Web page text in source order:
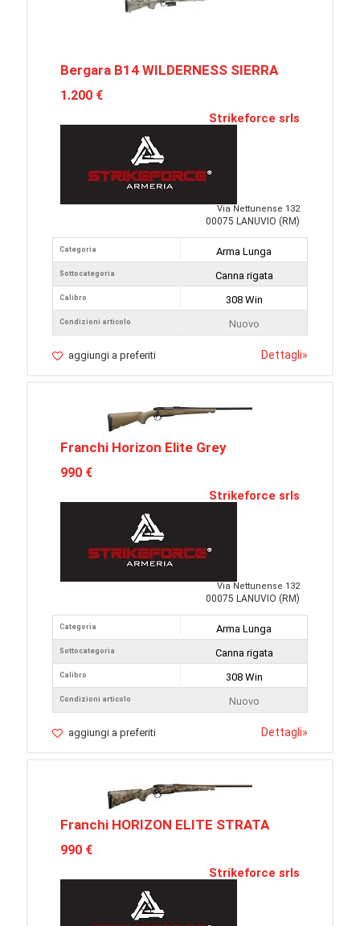
Bergara B14 WILDERNESS SIERRA
1.200 €
Strikeforce srls
Via Nettunense 132
00075 LANUVIO (RM)
Categoria
Sottocategoria
Calibro
Condizioni articolo
Arma Lunga
Canna rigata
308 Win
Nuovo
aggiungi a preferiti Dettagli»
Franchi Horizon Elite Grey
990 €
Strikeforce srls
Via Nettunense 132
00075 LANUVIO (RM)
Categoria
Sottocategoria
Calibro
Condizioni articolo
Arma Lunga
Canna rigata
308 Win
Nuovo
aggiungi a preferiti Dettagli»
Franchi HORIZON ELITE STRATA
990 €
Strikeforce srls